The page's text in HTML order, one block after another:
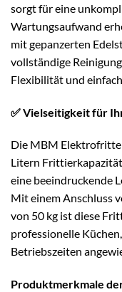
sorgt für eine
Wartungsaufwand
mit gepanzerten
vollständige
Flexibilität und
✅ Vielseitigkeit für
Die MBM
Litern
eine beeindruckende
Mit einem Anschluss
von 50 kg ist diese
professionelle
Betriebszeiten
Produktmerkmale